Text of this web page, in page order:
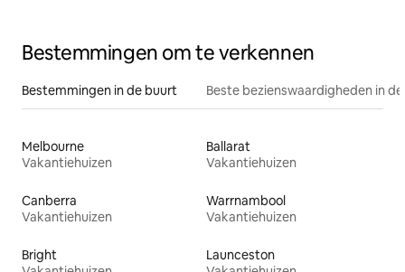
Bestemmingen om te verkennen
Bestemmingen in de buurt Beste bezienswaardigheden in
Melbourne
Vakantiehuizen
Ballarat
Vakantiehuizen
Canberra
Vakantiehuizen
Warrnambool
Vakantiehuizen
Bright
Launceston